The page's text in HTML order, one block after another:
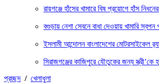
রায়গঞ্জে হাঁসের খামারে বিষ প্রয়োগে হাঁস
বগুড়ায় নেশা সেবনে বাধা দেওয়ায় খামারি
ইসলামী আন্দোলন বাংলাদেশের মোটরসাইকেল
সিরাজগঞ্জের কাজিপুরে যৌতুকের জন্য স্ত্রী’কে
প্রচ্ছদ / খেলাধুলা